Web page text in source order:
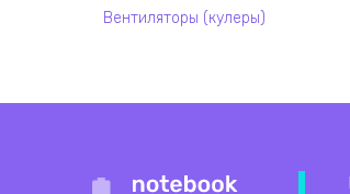
Вентиляторы (кулеры)